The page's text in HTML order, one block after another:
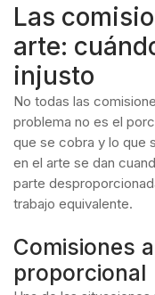
Las
arte:
injusto
No todas las
problema no es el
que se cobra y lo que
en el arte se dan
parte
trabajo equivalente.
Comisiones
proporcional